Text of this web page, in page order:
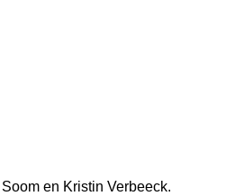
en Kristin Verbeeck.